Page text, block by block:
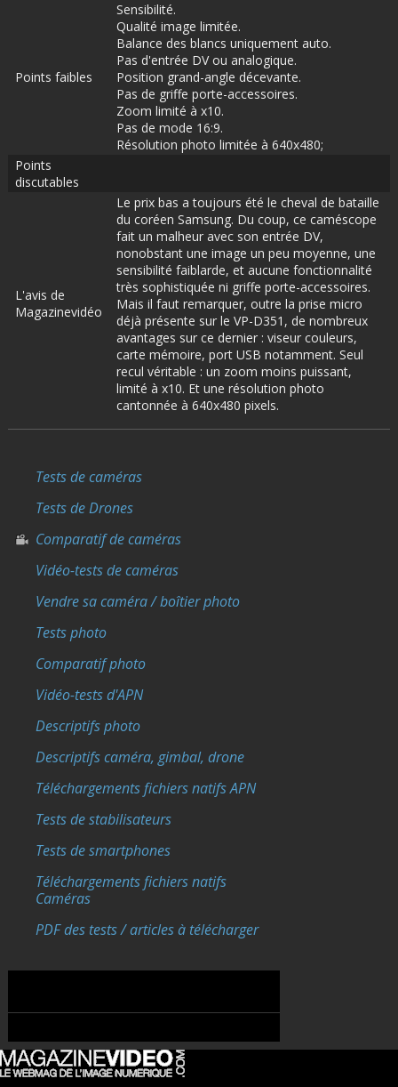
Points faibles
Sensibilité.
Qualité image limitée.
Balance des blancs uniquement auto.
Pas d'entrée DV ou analogique.
Position grand-angle décevante.
Pas de griffe porte-accessoires.
Zoom limité à x10.
Pas de mode 16:9.
Résolution photo limitée à 640x480;
Points
discutables
L'avis de
Magazinevidéo
Le prix bas a toujours été le cheval de bataille
du coréen Samsung. Du coup, ce caméscope
fait un malheur avec son entrée DV,
nonobstant une image un peu moyenne, une
sensibilité faiblarde, et aucune fonctionnalité
très sophistiquée ni griffe porte-accessoires.
Mais il faut remarquer, outre la prise micro
déjà présente sur le VP-D351, de nombreux
avantages sur ce dernier : viseur couleurs,
carte mémoire, port USB notamment. Seul
recul véritable : un zoom moins puissant,
limité à x10. Et une résolution photo
cantonnée à 640x480 pixels.
Tests de caméras
Tests de Drones
Comparatif de caméras
Vidéo-tests de caméras
Vendre sa caméra / boîtier photo
Tests photo
Comparatif photo
Vidéo-tests d'APN
Descriptifs photo
Descriptifs caméra, gimbal, drone
Téléchargements fichiers natifs APN
Tests de stabilisateurs
Tests de smartphones
Téléchargements fichiers natifs
Caméras
PDF des tests / articles à télécharger